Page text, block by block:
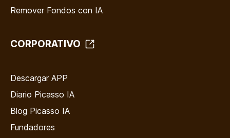
Remover Fondos con IA
CORPORATIVO
Descargar APP
Diario Picasso IA
Blog Picasso IA
Fundadores